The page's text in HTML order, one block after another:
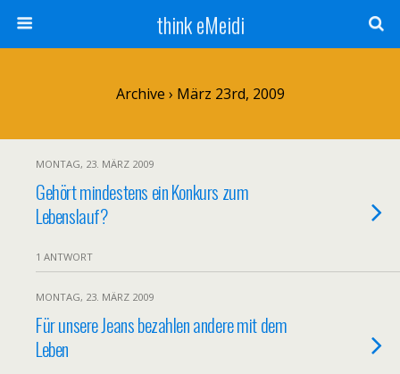
think eMeidi
Archive › März 23rd, 2009
MONTAG, 23. MÄRZ 2009
Gehört mindestens ein Konkurs zum
Lebenslauf?
1 ANTWORT
MONTAG, 23. MÄRZ 2009
Für unsere Jeans bezahlen andere mit dem
Leben